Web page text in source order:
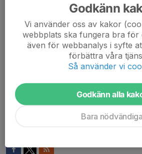
förekomma under året.
Utöver detta kommer vi även försöka
träningsmatcher.
Här hoppas vi att alla föräldrar vill bidra,
kan skapa möjligheter för roliga
Vi ser fram emot en fantastiskt rolig
tillsammans! Har ni frågor eller
Godkänn
Vi använder oss av kakor
webbplats ska fungera bra för
även för webbanalys i syfte
förbättra våra
Så använder vi
Godkänn alla
Bara nödvändiga